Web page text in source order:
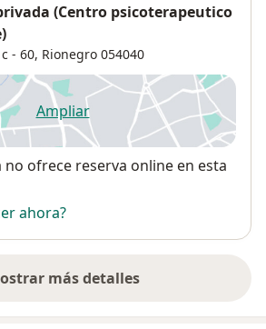
(Centro psicoterapeutico
- 60, Rionegro 054040
Ampliarse abre en una nueva
no ofrece reserva online en esta
ahora?
más detalles
sobre la dirección